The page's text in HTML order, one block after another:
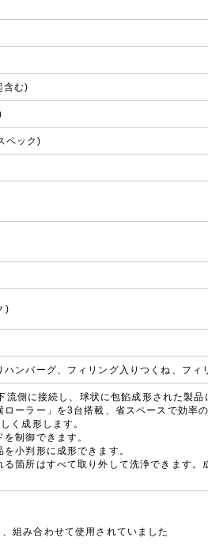
含む)
ペック)
)
ンバーグ、フィリング入りつくね、フィ
側に接続し、球状に包餡成形された製品
ーラー」を3台搭載、省スペースで効率
く成形します。
制御できます。
小判形に成形できます。
箇所はすべて取り外して洗浄できます
、組み合わせて使用されていました